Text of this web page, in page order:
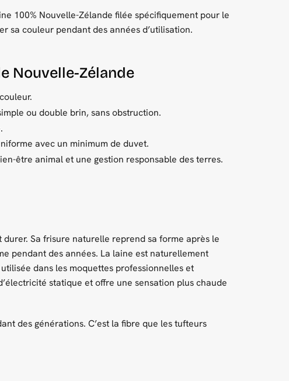
100% Nouvelle-Zélande filée spécifiquement pour le
sa couleur pendant des années d’utilisation.
Nouvelle-Zélande
ou double brin, sans obstruction.
avec un minimum de duvet.
être animal et une gestion responsable des terres.
Sa frisure naturelle reprend sa forme après le
pendant des années. La laine est naturellement
dans les moquettes professionnelles et
statique et offre une sensation plus chaude
des générations. C’est la fibre que les tufteurs